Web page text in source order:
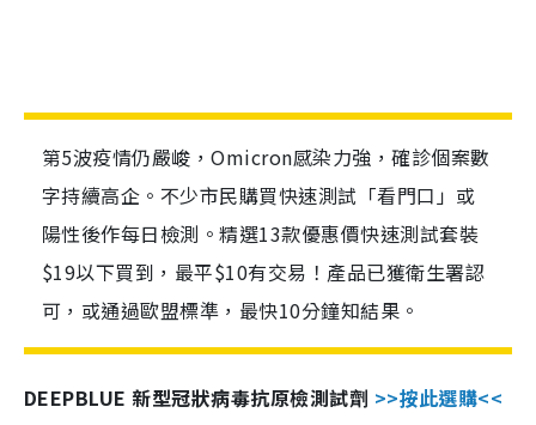
第5波疫情仍嚴峻，Omicron感染力強，確診個案數
字持續高企。不少市民購買快速測試「看門口」或
陽性後作每日檢測。精選13款優惠價快速測試套裝
$19以下買到，最平$10有交易！產品已獲衛生署認
可，或通過歐盟標準，最快10分鐘知結果。
DEEPBLUE 新型冠狀病毒抗原檢測試劑 >>按此選購<<